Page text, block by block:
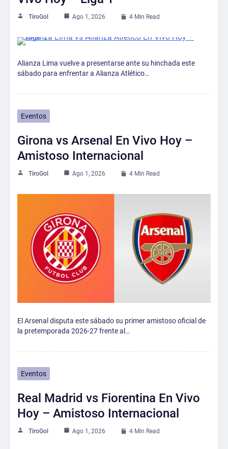
TiroGol Ago 1, 2026 4 Min Read
Alianza Lima vuelve a presentarse ante su hinchada este
sábado para enfrentar a Alianza Atlético…
Eventos
Girona vs Arsenal En Vivo Hoy –
Amistoso Internacional
TiroGol Ago 1, 2026 4 Min Read
El Arsenal disputa este sábado su primer amistoso oficial de
la pretemporada 2026-27 frente al…
Eventos
Real Madrid vs Fiorentina En Vivo
Hoy – Amistoso Internacional
TiroGol Ago 1, 2026 4 Min Read